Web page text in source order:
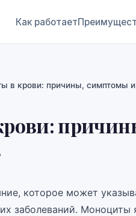
Как работает
в крови: причины, симптомы и
которое может
заболеваний. Моноциты